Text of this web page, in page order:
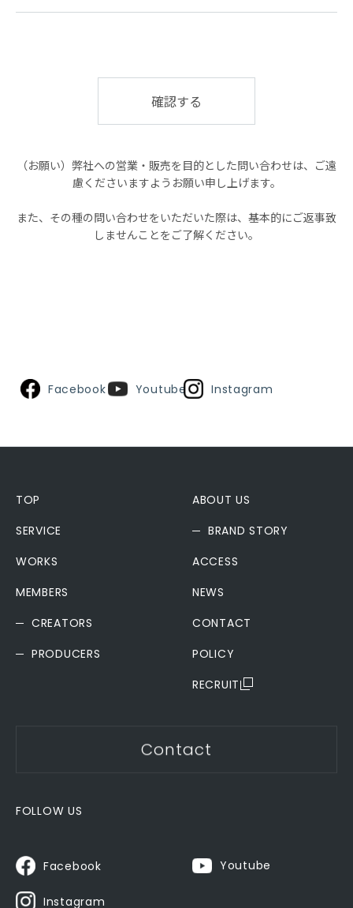
（お願い）弊社への営業・販売を目的とした問い合わせは、ご遠
慮くださいますようお願い申し上げます。
また、その種の問い合わせをいただいた際は、基本的にご返事致
しませんことをご了解ください。
Facebook Youtube Instagram
TOP
SERVICE
WORKS
MEMBERS
CREATORS
PRODUCERS
ABOUT US
BRAND STORY
ACCESS
NEWS
CONTACT
POLICY
RECRUIT
Contact
FOLLOW US
Facebook Youtube
Instagram